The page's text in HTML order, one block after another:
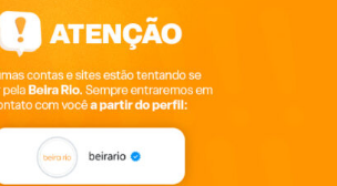
AJUDA
Política de Troca
Política de Privacidade
FAQ